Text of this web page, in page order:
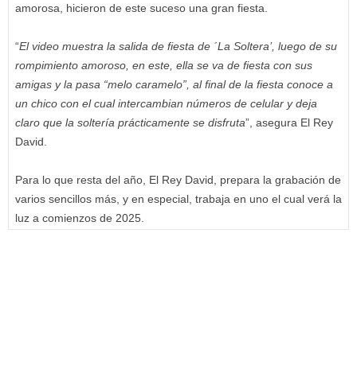
amorosa, hicieron de este suceso una gran fiesta.
“El video muestra la salida de fiesta de ´La Soltera’, luego de su
rompimiento amoroso, en este, ella se va de fiesta con sus
amigas y la pasa “melo caramelo”, al final de la fiesta conoce a
un chico con el cual intercambian números de celular y deja
claro que la soltería prácticamente se disfruta”, asegura El Rey
David.
Para lo que resta del año, El Rey David, prepara la grabación de
varios sencillos más, y en especial, trabaja en uno el cual verá la
luz a comienzos de 2025.